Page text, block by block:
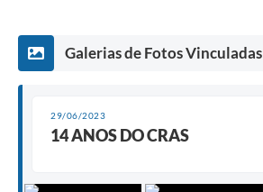
Galerias de Fotos Vinculadas
29/06/2023
14 ANOS DO CRAS